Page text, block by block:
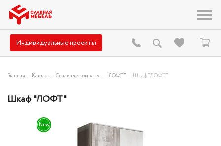
Индивидуальные проекты
Главная —Каталог —Спальные комнаты —"ЛОФТ" —Шкаф "ЛОФТ"
Шкаф "ЛОФТ"
New